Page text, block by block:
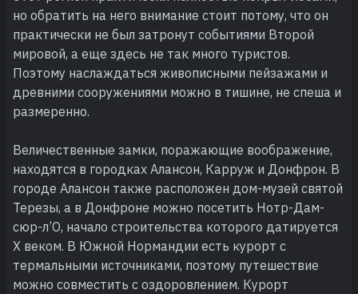
но обратить на него внимание стоит потому, что он
практически не был затронут событиями Второй
мировой, а еще здесь не так много туристов.
Поэтому наслаждаться живописными пейзажами и
древними сооружениями можно в тишине, не спеша и
размеренно.
Величественные замки, поражающие воображение,
находятся в городках Алансон, Карруж и Донфрон. В
городе Алансон также расположен дом-музей святой
Терезы, а в Донфроне можно посетить Нотр-Дам-
сюр-л’О, начало строительства которого датируется
Х веком. В Южной Нормандии есть курорт с
термальными источниками, поэтому путешествие
можно совместить с оздоровлением. Курорт